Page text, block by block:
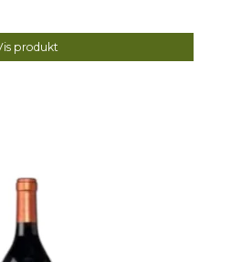
produkt